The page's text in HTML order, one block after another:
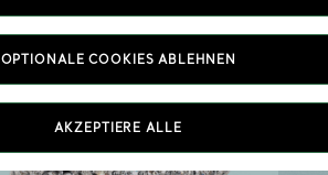
OPTIONALE COOKIES ABLEHNEN
AKZEPTIERE ALLE